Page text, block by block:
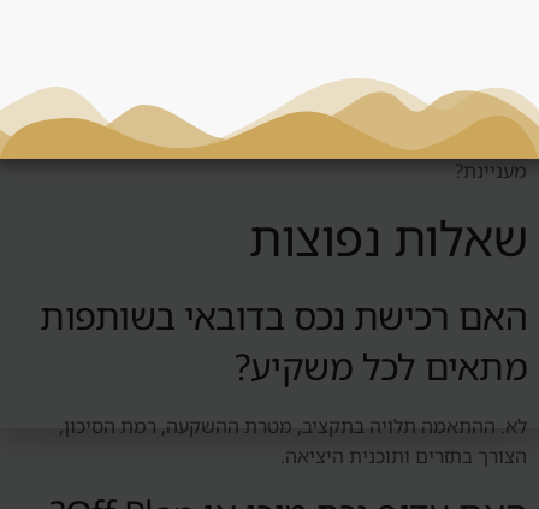
הטבעי? האם יש ביקוש אמיתי? כמה עולה לנהל את הנכס? מה
קורה אם השוק יורד? האם אפשר למכור? האם המחיר תחרותי?
האם יש עלויות נסתרות? האם העסקה מתאימה לי או רק נשמעת
מעניינת?
שאלות נפוצות
האם רכישת נכס בדובאי בשותפות
מתאים לכל משקיע?
לא. ההתאמה תלויה בתקציב, מטרת ההשקעה, רמת הסיכון,
הצורך בתזרים ותוכנית היציאה.